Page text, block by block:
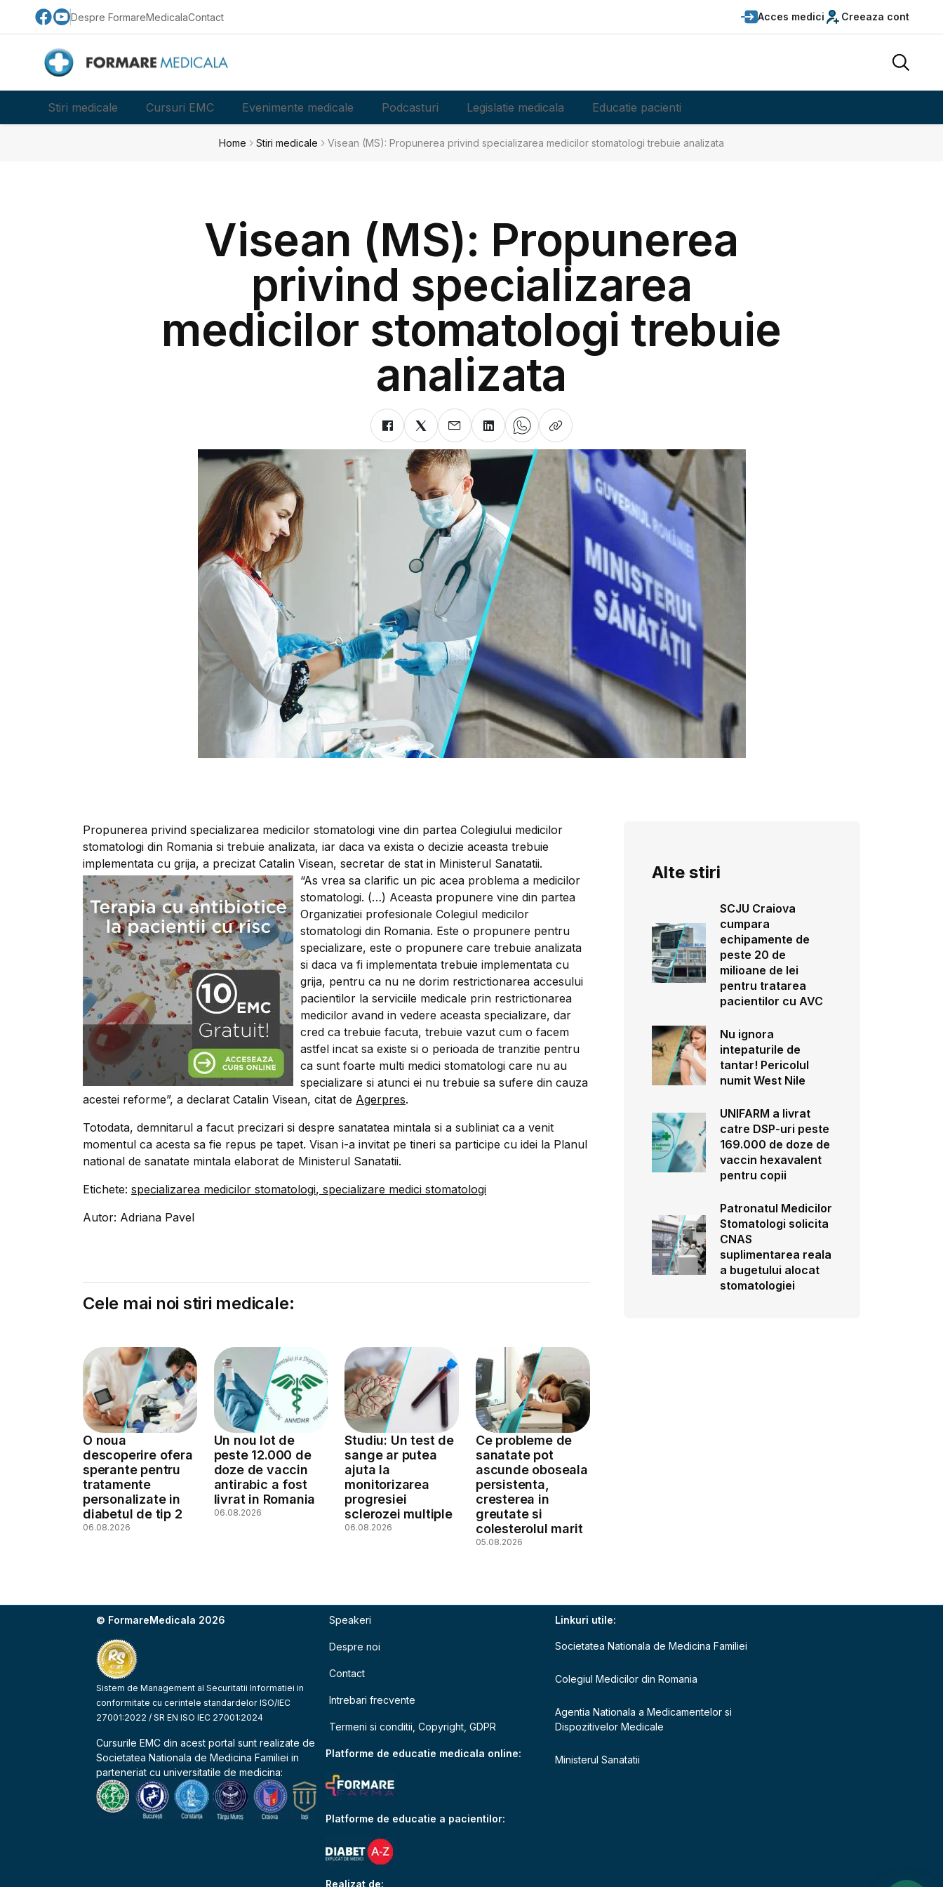
Despre FormareMedicalaContact Acces medici Creeaza cont
Stiri medicale Cursuri EMC Evenimente medicale Podcasturi Legislatie medicala Educatie pacienti
Home Stiri medicale Visean (MS): Propunerea privind specializarea medicilor stomatologi trebuie analizata
Visean (MS): Propunerea
privind specializarea
medicilor stomatologi trebuie
analizata
Propunerea privind specializarea medicilor stomatologi vine din partea Colegiului medicilor
stomatologi din Romania si trebuie analizata, iar daca va exista o decizie aceasta trebuie
implementata cu grija, a precizat Catalin Visean, secretar de stat in Ministerul Sanatatii.
“As vrea sa clarific un pic acea problema a medicilor
stomatologi. (…) Aceasta propunere vine din partea
Organizatiei profesionale Colegiul medicilor
stomatologi din Romania. Este o propunere pentru
specializare, este o propunere care trebuie analizata
si daca va fi implementata trebuie implementata cu
grija, pentru ca nu ne dorim restrictionarea accesului
pacientilor la serviciile medicale prin restrictionarea
medicilor avand in vedere aceasta specializare, dar
cred ca trebuie facuta, trebuie vazut cum o facem
astfel incat sa existe si o perioada de tranzitie pentru
ca sunt foarte multi medici stomatologi care nu au
specializare si atunci ei nu trebuie sa sufere din cauza
acestei reforme”, a declarat Catalin Visean, citat de Agerpres.
Totodata, demnitarul a facut precizari si despre sanatatea mintala si a subliniat ca a venit
momentul ca acesta sa fie repus pe tapet. Visan i-a invitat pe tineri sa participe cu idei la Planul
national de sanatate mintala elaborat de Ministerul Sanatatii.
Etichete: specializarea medicilor stomatologi, specializare medici stomatologi
Autor: Adriana Pavel
Cele mai noi stiri medicale:
O noua
descoperire ofera
sperante pentru
tratamente
personalizate in
diabetul de tip 2
06.08.2026
Un nou lot de
peste 12.000 de
doze de vaccin
antirabic a fost
livrat in Romania
06.08.2026
Studiu: Un test de
sange ar putea
ajuta la
monitorizarea
progresiei
sclerozei multiple
06.08.2026
Ce probleme de
sanatate pot
ascunde oboseala
persistenta,
cresterea in
greutate si
colesterolul marit
05.08.2026
Alte stiri
SCJU Craiova
cumpara
echipamente de
peste 20 de
milioane de lei
pentru tratarea
pacientilor cu AVC
Nu ignora
intepaturile de
tantar! Pericolul
numit West Nile
UNIFARM a livrat
catre DSP-uri peste
169.000 de doze de
vaccin hexavalent
pentru copii
Patronatul Medicilor
Stomatologi solicita
CNAS
suplimentarea reala
a bugetului alocat
stomatologiei
© FormareMedicala 2026
Sistem de Management al Securitatii Informatiei in
conformitate cu cerintele standardelor ISO/IEC
27001:2022 / SR EN ISO IEC 27001:2024
Cursurile EMC din acest portal sunt realizate de
Societatea Nationala de Medicina Familiei in
parteneriat cu universitatile de medicina:
Speakeri
Despre noi
Contact
Intrebari frecvente
Termeni si conditii, Copyright, GDPR
Platforme de educatie medicala online:
Platforme de educatie a pacientilor:
Realizat de:
Linkuri utile:
Societatea Nationala de Medicina Familiei
Colegiul Medicilor din Romania
Agentia Nationala a Medicamentelor si
Dispozitivelor Medicale
Ministerul Sanatatii